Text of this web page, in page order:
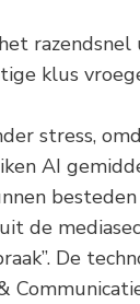
razendsnel
klus
stress,
AI
de
De